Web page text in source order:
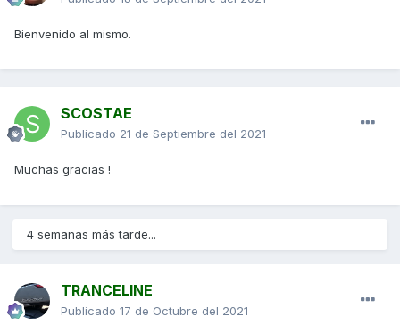
Bienvenido al mismo.
SCOSTAE
Publicado 21 de Septiembre del 2021
Muchas gracias !
4 semanas más tarde...
TRANCELINE
Publicado 17 de Octubre del 2021